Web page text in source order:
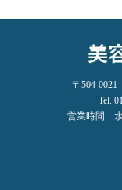
美
〒504-
Tel.
営業時間 水